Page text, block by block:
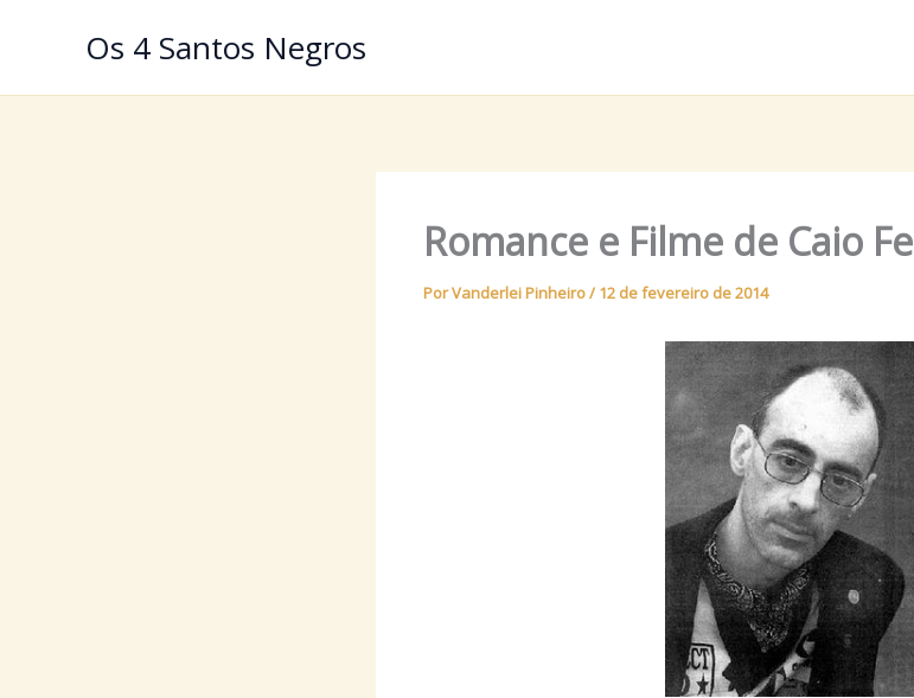
Os 4 Santos Negros
Romance e Filme de Caio
PorVanderlei Pinheiro/ 12 de fevereiro de 2014